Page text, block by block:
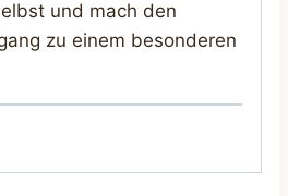
und mach den
zu einem besonderen